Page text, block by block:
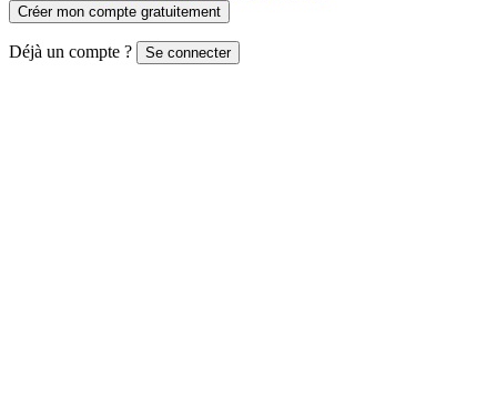
Créer mon compte gratuitement
Déjà un compte ? Se connecter